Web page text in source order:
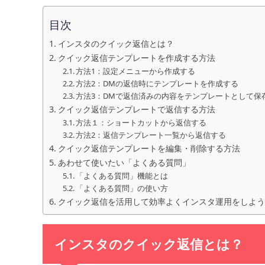
目次
インスタのクイック返信とは？
クイック返信テンプレートを作成する方法
方法1：設定メニューから作成する
方法2：DMの返信時にテンプレートを作成する
方法3：DMで返信済みの内容をテンプレートとして保
クイック返信テンプレートで返信する方法
方法１：ショートカットから返信する
方法2：返信テンプレート一覧から返信する
クイック返信テンプレートを編集・削除する方法
あわせて使いたい「よくある質問」
「よくある質問」機能とは
「よくある質問」の使い方
クイック返信を活用して効率よくインスタ運用をしよう
インスタのクイック返信とは？